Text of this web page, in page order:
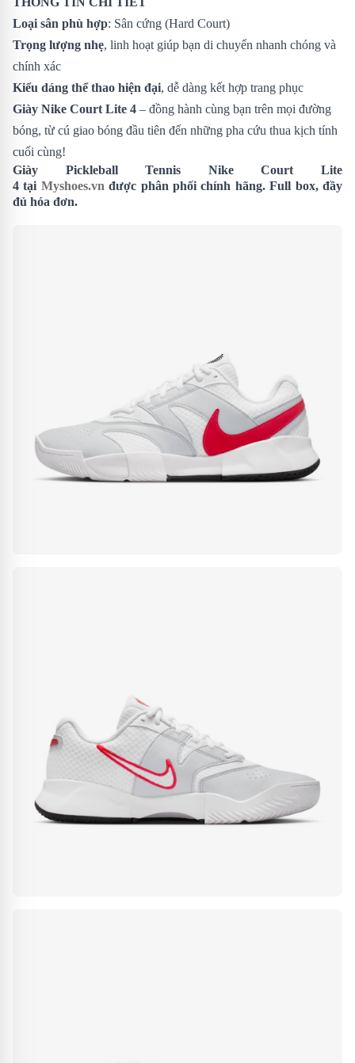
Loại sân phù hợp: Sân cứng (Hard Court)
Trọng lượng nhẹ, linh hoạt giúp bạn di chuyển nhanh chóng và
chính xác
Kiểu dáng thể thao hiện đại, dễ dàng kết hợp trang phục
Giày Nike Court Lite 4 – đồng hành cùng bạn trên mọi đường
bóng, từ cú giao bóng đầu tiên đến những pha cứu thua kịch tính
cuối cùng!
Giày Pickleball Tennis Nike Court Lite
4 tại Myshoes.vn được phân phối chính hãng. Full box, đầy
đủ hóa đơn.